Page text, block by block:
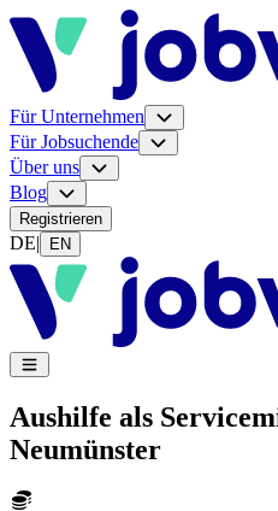
Für Unternehmen
Für Jobsuchende
Über uns
Blog
Registrieren
DE| EN
Aushilfe als
Neumünster